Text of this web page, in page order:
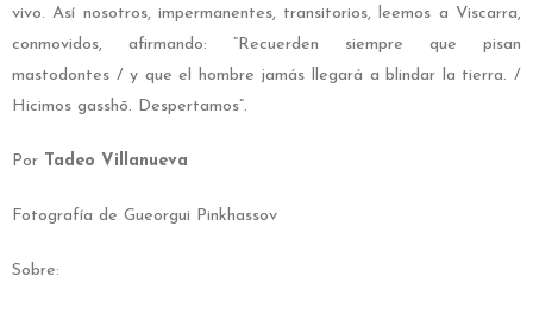
vivo. Así nosotros, impermanentes, transitorios, leemos a Viscarra,
conmovidos, afirmando: “Recuerden siempre que pisan
mastodontes / y que el hombre jamás llegará a blindar la tierra. /
Hicimos gasshō. Despertamos”.
Por Tadeo Villanueva
Fotografía de Gueorgui Pinkhassov
Sobre: